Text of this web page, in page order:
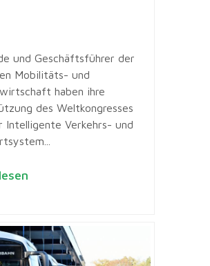
und Geschäftsführer der
Mobilitäts- und
haben ihre
des Weltkongresses
Intelligente Verkehrs- und